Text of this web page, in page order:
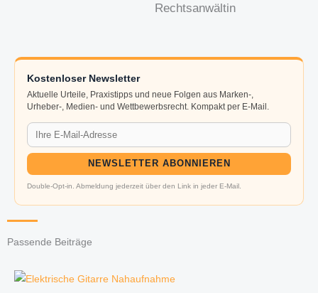
Rechtsanwältin
Kostenloser Newsletter
Aktuelle Urteile, Praxistipps und neue Folgen aus Marken-,
Urheber-, Medien- und Wettbewerbsrecht. Kompakt per E-Mail.
NEWSLETTER ABONNIEREN
Double-Opt-in. Abmeldung jederzeit über den Link in jeder E-Mail.
Passende Beiträge